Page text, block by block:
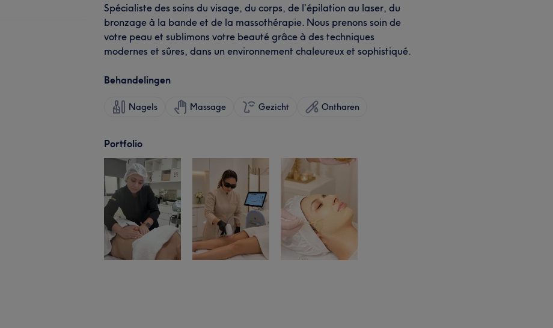
Spécialiste des soins du visage, du corps, de l’épilation au laser, du
bronzage à la bande et de la massothérapie. Nous prenons soin de
votre peau et sublimons votre beauté grâce à des techniques
modernes et sûres, dans un environnement chaleureux et sophistiqué.
Behandelingen
Nagels Massage Gezicht Ontharen
Portfolio